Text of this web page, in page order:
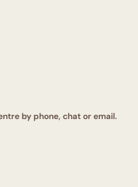
by phone, chat or email.